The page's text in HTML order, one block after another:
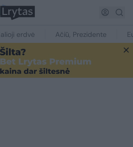
erdvė Ačiū, Prezidente